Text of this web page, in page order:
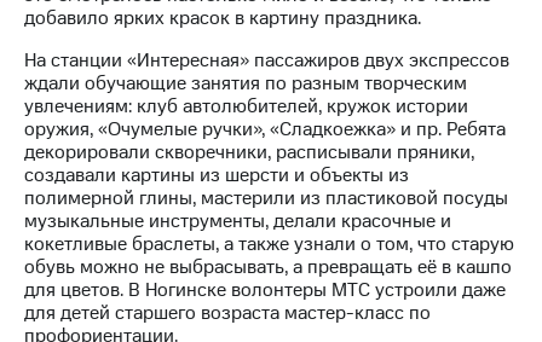
Корпоративный
секретарь
Раскрытие
информации
Информация
акционерам
Документы
ПАО
"МТС"
Собрания
акционеров
Личный
кабинет
акционера
добавило ярких красок в картину праздника.
На станции «Интересная» пассажиров двух экспрессов
ждали обучающие занятия по разным творческим
увлечениям: клуб автолюбителей, кружок истории
оружия, «Очумелые ручки», «Сладкоежка» и пр. Ребята
декорировали скворечники, расписывали пряники,
создавали картины из шерсти и объекты из
полимерной глины, мастерили из пластиковой посуды
музыкальные инструменты, делали красочные и
кокетливые браслеты, а также узнали о том, что старую
обувь можно не выбрасывать, а превращать её в кашпо
для цветов. В Ногинске волонтеры МТС устроили даже
для детей старшего возраста мастер-класс по
профориентации.